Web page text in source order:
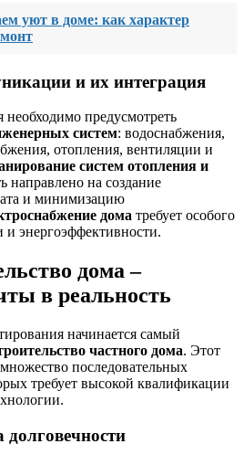
уют в доме: как характер
и их интеграция
необходимо предусмотреть
систем: водоснабжения,
отопления, вентиляции и
систем отопления и
направлено на создание
и минимизацию
дома требует особого
и энергоэффективности.
дома –
в реальность
начинается самый
частного дома. Этот
последовательных
требует высокой квалификации